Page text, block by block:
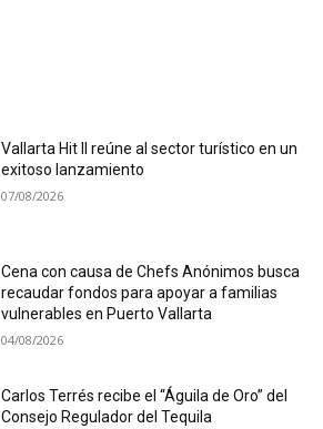
Vallarta Hit II reúne al sector turístico en un
exitoso lanzamiento
07/08/2026
Cena con causa de Chefs Anónimos busca
recaudar fondos para apoyar a familias
vulnerables en Puerto Vallarta
04/08/2026
Carlos Terrés recibe el “Águila de Oro” del
Consejo Regulador del Tequila